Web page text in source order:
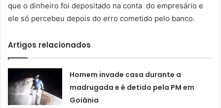
que o dinheiro foi depositado na conta do empresário e
ele só percebeu depois do erro cometido pelo banco.
Artigos relacionados
Homem invade casa durante a
madrugada e é detido pela PM em
Goiânia